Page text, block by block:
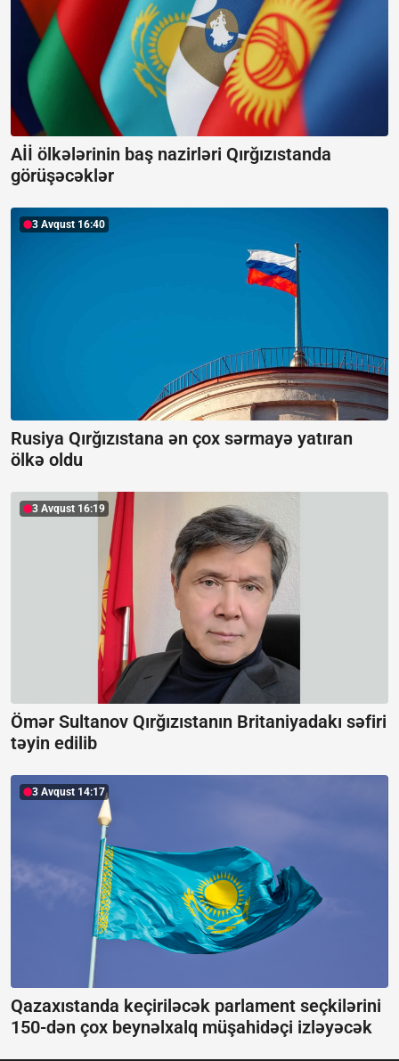
Aİİ ölkələrinin baş nazirləri Qırğızıstanda
görüşəcəklər
3 Avqust 16:40
Rusiya Qırğızıstana ən çox sərmayə yatıran
ölkə oldu
3 Avqust 16:19
Ömər Sultanov Qırğızıstanın Britaniyadakı səfiri
təyin edilib
3 Avqust 14:17
Qazaxıstanda keçiriləcək parlament seçkilərini
150-dən çox beynəlxalq müşahidəçi izləyəcək